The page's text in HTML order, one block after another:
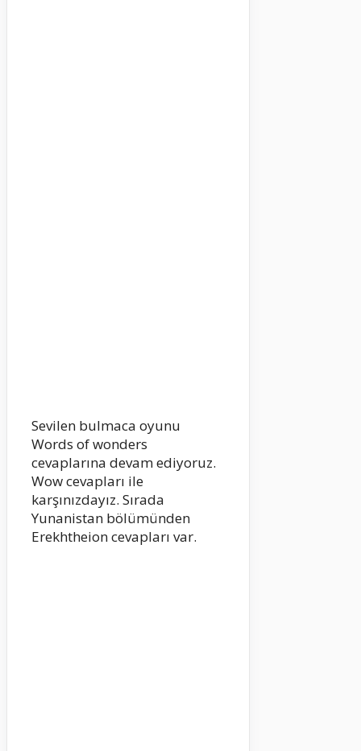
Sevilen bulmaca oyunu
Words of wonders
cevaplarına devam ediyoruz.
Wow cevapları ile
karşınızdayız. Sırada
Yunanistan bölümünden
Erekhtheion cevapları var.